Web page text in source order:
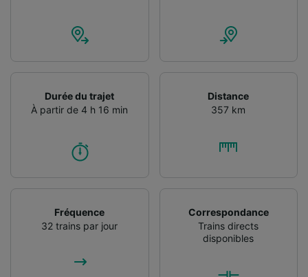
Durée du trajet
À partir de 4 h 16 min
Distance
357 km
Fréquence
32 trains par jour
Correspondance
Trains directs
disponibles